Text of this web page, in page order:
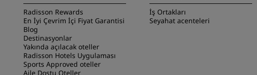
Radisson Rewards
En İyi Çevrim İçi Fiyat Garantisi
Blog
Destinasyonlar
Yakında açılacak oteller
Radisson Hotels Uygulaması
Sports Approved oteller
Aile Dostu Oteller
İş Ortakları
Seyahat acenteleri